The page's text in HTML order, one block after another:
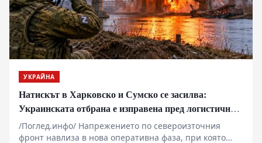
УКРАЙНА
Натискът в Харковско и Сумско се засилва:
Украинската отбрана е изправена пред логистична
криза
/Поглед.инфо/ Напрежението по североизточния
фронт навлиза в нова оперативна фаза, при която